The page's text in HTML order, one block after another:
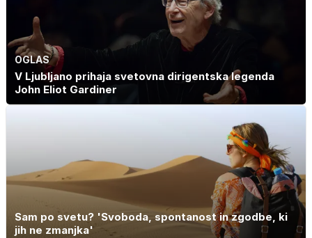
OGLAS
V Ljubljano prihaja svetovna dirigentska legenda
John Eliot Gardiner
Sam po svetu? 'Svoboda, spontanost in zgodbe, ki
jih ne zmanjka'